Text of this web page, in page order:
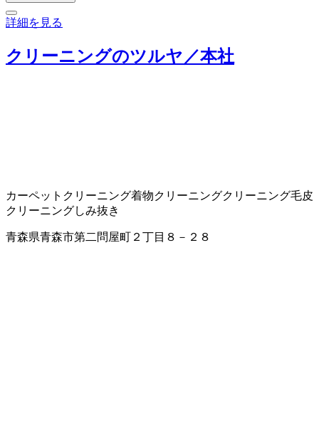
詳細を見る
クリーニングのツルヤ／本社
カーペットクリーニング着物クリーニングクリーニング毛皮
クリーニングしみ抜き
青森県青森市第二問屋町２丁目８－２８